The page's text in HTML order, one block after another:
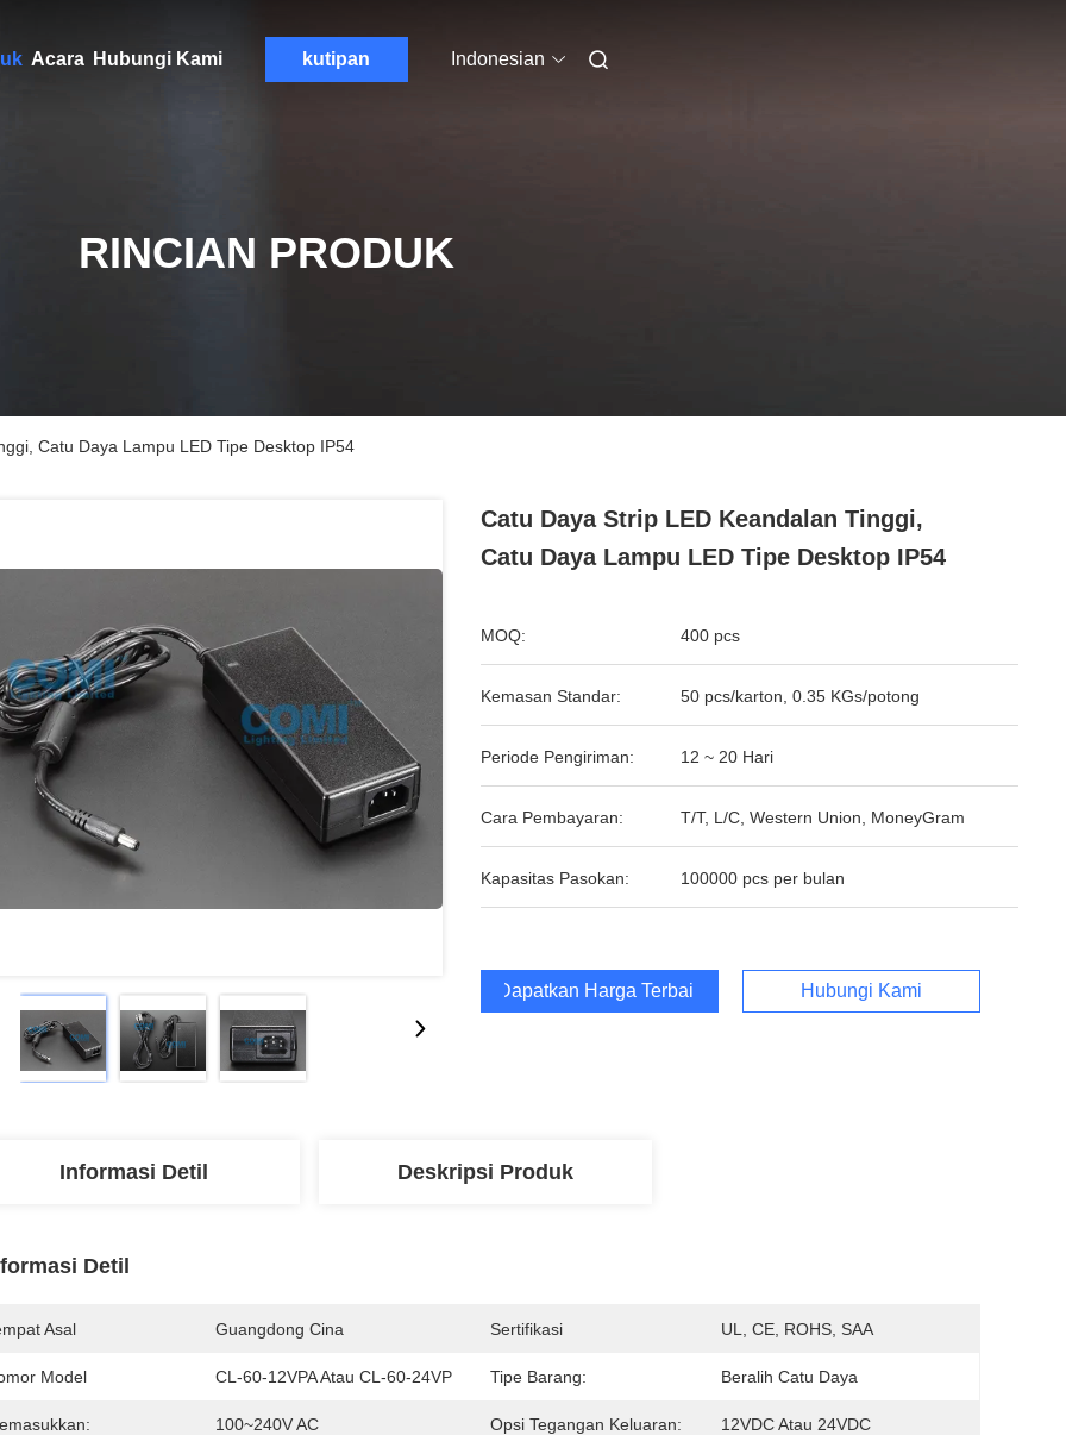
Acara Hubungi Kami kutipan Indonesian
RINCIAN PRODUK
Catu Daya Lampu LED Tipe Desktop IP54
Catu Daya Strip LED Keandalan Tinggi,
Catu Daya Lampu LED Tipe Desktop IP54
MOQ: 400 pcs
Kemasan Standar: 50 pcs/karton, 0.35 KGs/potong
Periode Pengiriman: 12 ~ 20 Hari
Cara Pembayaran: T/T, L/C, Western Union, MoneyGram
Kapasitas Pasokan: 100000 pcs per bulan
Dapatkan Harga Terbaik Hubungi Kami
Informasi Detil Deskripsi Produk
Detil
Asal Guangdong Cina Sertifikasi UL, CE, ROHS, SAA
Model CL-60-12VPA Atau CL-60-24VP Tipe Barang: Beralih Catu Daya
100~240V AC Opsi Tegangan Keluaran: 12VDC Atau 24VDC